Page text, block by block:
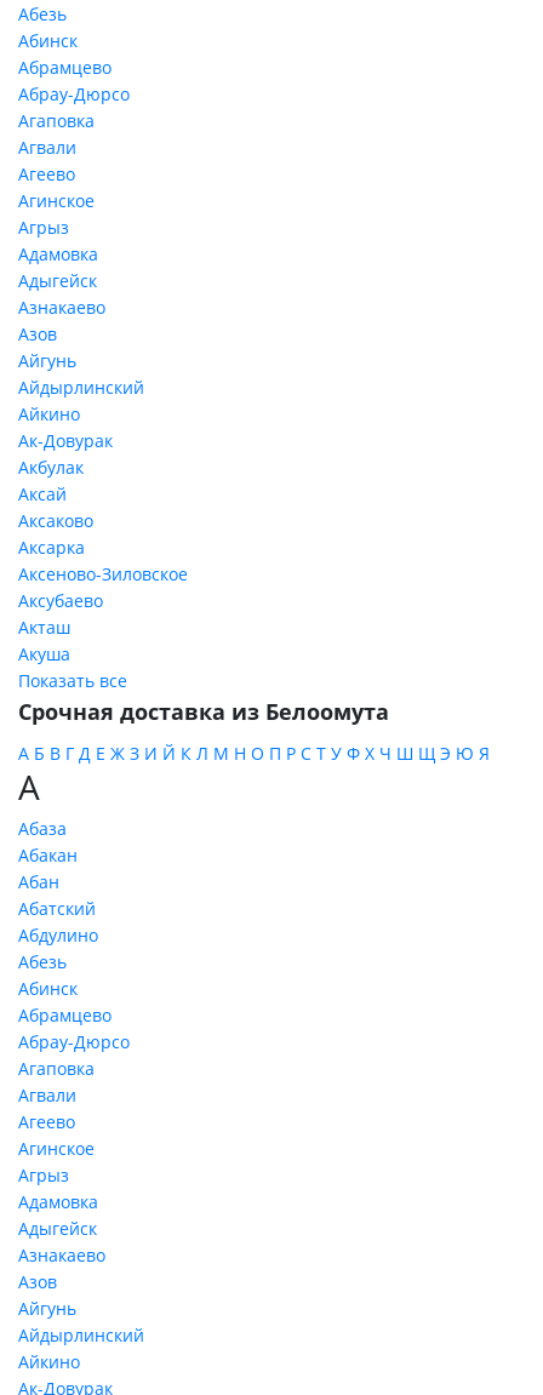
Абезь
Абинск
Абрамцево
Абрау-Дюрсо
Агаповка
Агвали
Агеево
Агинское
Агрыз
Адамовка
Адыгейск
Азнакаево
Азов
Айгунь
Айдырлинский
Айкино
Ак-Довурак
Акбулак
Аксай
Аксаково
Аксарка
Аксеново-Зиловское
Аксубаево
Акташ
Акуша
Показать все
Срочная доставка из Белоомута
А Б В Г Д Е Ж З И Й К Л М Н О П Р С Т У Ф Х Ч Ш Щ Э Ю Я
А
Абаза
Абакан
Абан
Абатский
Абдулино
Абезь
Абинск
Абрамцево
Абрау-Дюрсо
Агаповка
Агвали
Агеево
Агинское
Агрыз
Адамовка
Адыгейск
Азнакаево
Азов
Айгунь
Айдырлинский
Айкино
Ак-Довурак